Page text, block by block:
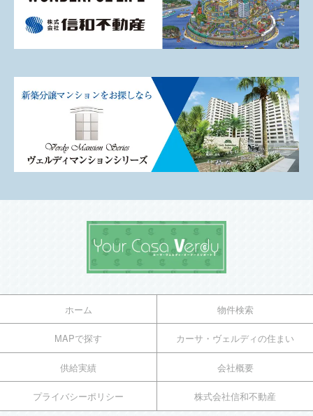
ホーム 物件検索
MAPで探す カーサ・ヴェルディの住まい
供給実績 会社概要
プライバシーポリシー 株式会社信和不動産